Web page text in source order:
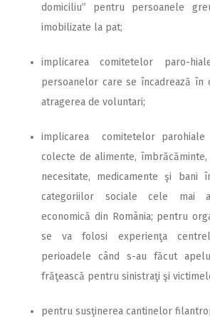
domiciliu” pentru persoanele
imobilizate la pat;
implicarea comitetelor paro-
persoanelor care se încadrează în
atragerea de voluntari;
implicarea comitetelor parohiale
colecte de alimente,
necesitate, medicamente şi bani
categoriilor sociale cele mai
economică din România; pentru
se va folosi experienţa
perioadele când s-au făcut
frăţească pentru sinistraţi şi
pentru susţinerea cantinelor